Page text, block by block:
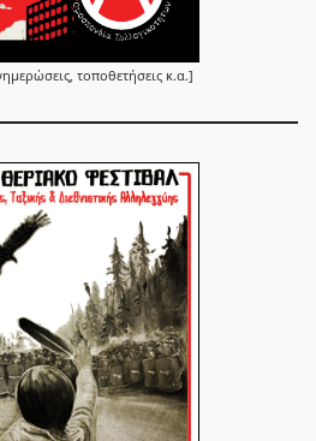
τοποθετήσεις κ.α.]